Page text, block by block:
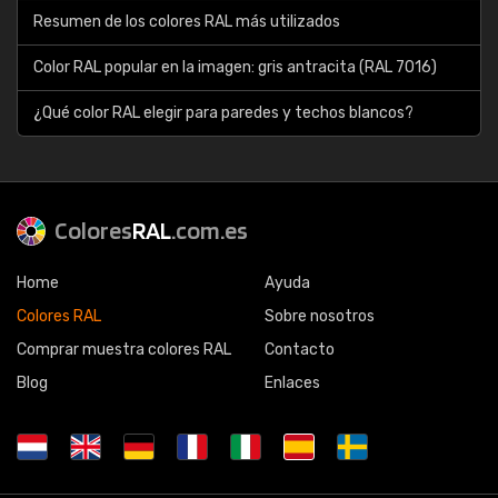
Resumen de los colores RAL más utilizados
Color RAL popular en la imagen: gris antracita (RAL 7016)
¿Qué color RAL elegir para paredes y techos blancos?
ColoresRAL.com.es
Home
Colores RAL
Comprar muestra colores RAL
Blog
Ayuda
Sobre nosotros
Contacto
Enlaces